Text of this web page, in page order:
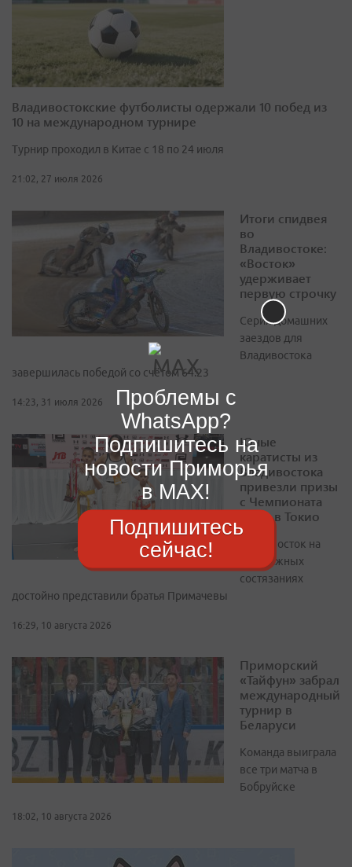
Владивостокские футболисты одержали 10 побед из
10 на международном турнире
Турнир проходил в Китае с 18 по 24 июля
21:02, 27 июля 2026
Итоги спидвея
во
Владивостоке:
«Восток»
удерживает
первую строчку
Серия домашних
заездов для
Владивостока
завершилась победой со счётом 64:23
14:23, 31 июля 2026
Юные
каратисты из
Владивостока
привезли призы
с Чемпионата
мира в Токио
Владивосток на
престижных
состязаниях
достойно представили братья Примачевы
16:29, 10 августа 2026
Приморский
«Тайфун» забрал
международный
турнир в
Беларуси
Команда выиграла
все три матча в
Бобруйске
18:02, 10 августа 2026
Проблемы с
WhatsApp?
Подпишитесь на
новости Приморья
в MAX!
Подпишитесь
сейчас!